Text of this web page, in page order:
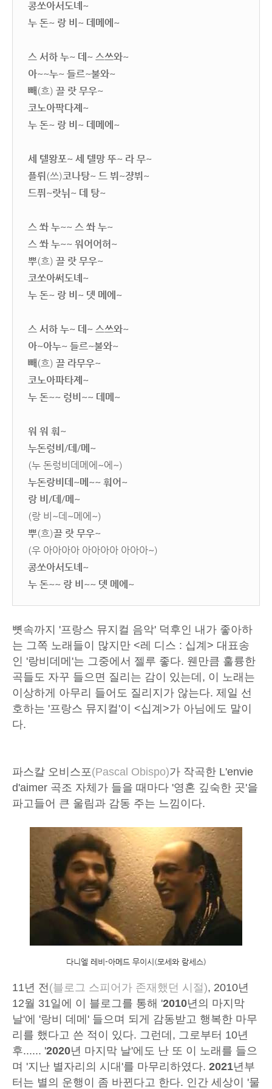
콩쏘아서도녜~
누 돈~ 랑 비~ 데메에~
스 서하 누~ 데~ 스쓰와~
아~~누~ 들르~불와~
빼 (흐) 끌 랏 무우~
코노아팍다졔~
누 돈~ 랑 비~ 데메에~
세 텔뫙포~ 세 텔망 뚜~ 라 무~
플뤼 (쓰)코나탕~ 드 뷔~쟝뷔~
드퓌~랏뉘~ 데 탕~
스 쏴 누~~ 스 쏴 누~
스 쏴 누~~ 워어어허~
뿌(흐) 끌 랏 무우~
코쏘아써도녜~
누 돈~ 랑 비~ 뎃 메에~
스 서하 누~ 데~ 스쓰와~
아~아누~ 들르~불와~
빼 (흐) 끌 라무우~
코노아파타졔~
누 돈~~ 렁비~~ 데메~
워 워 훠~
누돈렁비 /데 /메~
(누 돈렁비데메에~에~)
누돈랑비데~메~~ 훠어~
랑 비 /데 /메~
(랑 비~데~메에~)
뿌(흐)끌 랏 무우~
(우 아아아아 아아아아 아아아~)
콩쏘아서도녜~
누 돈~~ 랑 비~~ 뎃 메에~
뼛속까지 '프랑스 뮤지컬 음악' 덕후인 내가 좋아하
는 그쪽 노래들이 많지만 <레 디스 : 십계> 대표송
인 '랑비데메'는 그중에서 젤루 좋다. 웬만큼 훌륭한
곡들도 자꾸 들으면 질리는 감이 있는데, 이 노래는
이상하게 아무리 들어도 질리지가 않는다. 제일 선
호하는 '프랑스 뮤지컬'이 <십계>가 아님에도 말이
다.
파스칼 오비스포(Pascal Obispo)가 작곡한 L'envie
d'aimer 곡조 자체가 들을 때마다 '영혼 깊숙한 곳'을
파고들어 큰 울림과 감동 주는 느낌이다.
다니엘 레비-아메드 무이시(모세와 람세스)
11년 전 (블로그 스피어가 존재했던 시절), 2010년
12월 31일에 이 블로그를 통해 '2010년의 마지막
날'에 '랑비 데메' 들으며 되게 감동받고 행복한 마무
리를 했다고 쓴 적이 있다. 그런데, 그로부터 10년
후...... '2020년 마지막 날'에도 난 또 이 노래를 들으
며 '지난 별자리의 시대'를 마무리하였다. 2021년부
터는 별의 운행이 좀 바뀐다고 한다. 인간 세상이 '물